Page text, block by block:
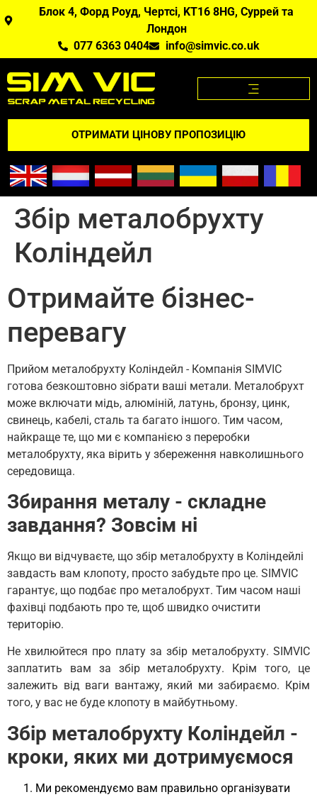
Блок 4, Форд Роуд, Чертсі, KT16 8HG, Суррей та
Лондон
077 6363 0404
info@simvic.co.uk
ОТРИМАТИ ЦІНОВУ ПРОПОЗИЦІЮ
Збір металобрухту
Коліндейл
Отримайте бізнес-
перевагу
Прийом металобрухту Коліндейл - Компанія SIMVIC
готова безкоштовно зібрати ваші метали. Металобрухт
може включати мідь, алюміній, латунь, бронзу, цинк,
свинець, кабелі, сталь та багато іншого. Тим часом,
найкраще те, що ми є компанією з переробки
металобрухту, яка вірить у збереження навколишнього
середовища.
Збирання металу - складне
завдання? Зовсім ні
Якщо ви відчуваєте, що збір металобрухту в Коліндейлі
завдасть вам клопоту, просто забудьте про це. SIMVIC
гарантує, що подбає про металобрухт. Тим часом наші
фахівці подбають про те, щоб швидко очистити
територію.
Не хвилюйтеся про плату за збір металобрухту. SIMVIC
заплатить вам за збір металобрухту. Крім того, це
залежить від ваги вантажу, який ми забираємо. Крім
того, у вас не буде клопоту в майбутньому.
Збір металобрухту Коліндейл -
кроки, яких ми дотримуємося
Ми рекомендуємо вам правильно організувати